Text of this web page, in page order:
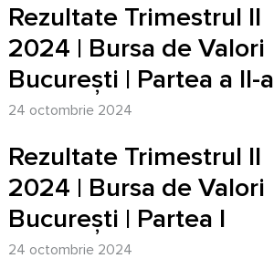
Rezultate Trimestrul II
2024 | Bursa de Valori
București | Partea a II-a
24 octombrie 2024
Rezultate Trimestrul II
2024 | Bursa de Valori
București | Partea I
24 octombrie 2024